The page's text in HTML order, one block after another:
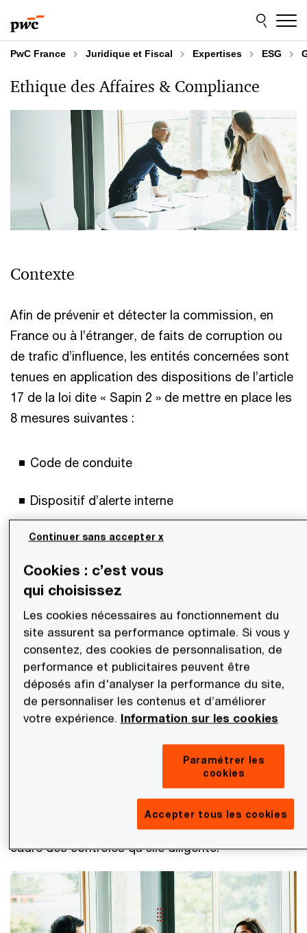
au
contenu
au
pied
dePwC France Juridique et Fiscal Expertises ESG
Ethique des Affaires & Compliance
Contexte
Afin de prévenir et détecter la commission, en
France ou à l’étranger, de faits de corruption ou
de trafic d’influence, les entités concernées sont
tenues en application des dispositions de l’article
17 de la loi dite « Sapin 2 » de mettre en place les
8 mesures suivantes :
Code de conduite
Dispositif d’alerte interne
Cartographie des risques de corruption
Procédures d’évaluation des tiers
Procédures de contrôles comptables
Dispositif de formation
Régime disciplinaire
Dispositif de contrôle et d’évaluation interne
des mesures mises en œuvre
L'Agence française anticorruption (AFA) s’est vue
qualité et l’effectivité de ces mesures dans le
cadre des contrôles qu’elle diligente.
Cookies : c’est vous
qui choisissez
Les cookies nécessaires au fonctionnement du
site assurent sa performance optimale. Si vous y
consentez, des cookies de personnalisation, de
performance et publicitaires peuvent être
déposés afin d'analyser la performance du site,
de personnaliser les contenus et d’améliorer
votre expérience. Information sur les cookies
Paramétrer les
cookies
Accepter tous les cookies
Continuer sans accepter x